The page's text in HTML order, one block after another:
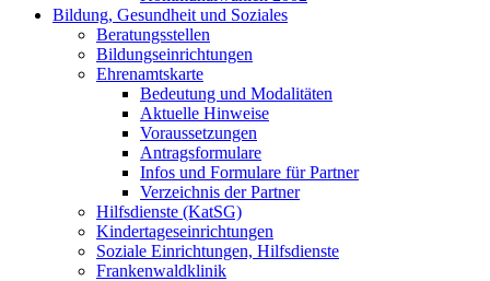
Bildung, Gesundheit und Soziales
Beratungsstellen
Bildungseinrichtungen
Ehrenamtskarte
Bedeutung und Modalitäten
Aktuelle Hinweise
Voraussetzungen
Antragsformulare
Infos und Formulare für Partner
Verzeichnis der Partner
Hilfsdienste (KatSG)
Kindertageseinrichtungen
Soziale Einrichtungen, Hilfsdienste
Frankenwaldklinik